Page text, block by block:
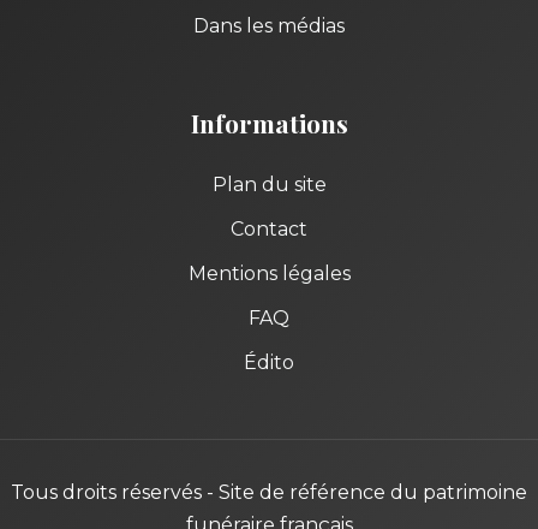
Dans les médias
Informations
Plan du site
Contact
Mentions légales
FAQ
Édito
Tous droits réservés - Site de référence du patrimoine